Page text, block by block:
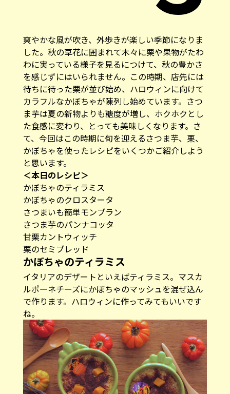
爽やかな風が吹き、外歩きが楽しい季節になりま
した。秋の草花に囲まれて木々に栗や果物がたわ
わに実っている様子を見るにつけて、秋の豊かさ
を感じずにはいられません。この時期、店先には
待ちに待った栗が並び始め、ハロウィンに向けて
カラフルなかぼちゃが陳列し始めています。さつ
ま芋は夏の新物よりも糖度が増し、ホクホクとし
た食感に変わり、とっても美味しくなります。さ
て、今回はこの時期に旬を迎えるさつま芋、栗、
かぼちゃを使ったレシピをいくつかご紹介しよう
と思います。
＜本日のレシピ＞
かぼちゃのティラミス
かぼちゃのクロスタータ
さつまいも簡単モンブラン
さつま芋のパンナコッタ
甘栗カントウィッチ
栗のセミブレッド
かぼちゃのティラミス
イタリアのデザートといえばティラミス。マスカ
ルポーネチーズにかぼちゃのマッシュを混ぜ込ん
で作ります。ハロウィンに作ってみてもいいです
ね。